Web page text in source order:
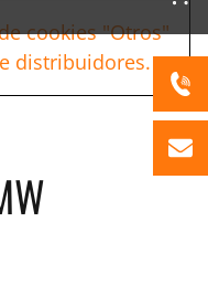
cookies "Otros"
distribuidores.